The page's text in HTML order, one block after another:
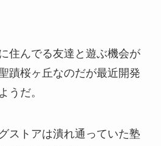
住んでる友達と遊ぶ機会が
蹟桜ヶ丘なのだが最近開発
うだ。
ストアは潰れ通っていた塾